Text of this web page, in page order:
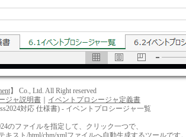
ent】 Co., Ltd. All Right reserved
ジャ説明書
イベントプロシージャ定義書
対応 仕様書) - イベントプロシージャ一覧
のファイルを指定して、クリック一つで、
スト/html/chm/xmlファイルへ自動生成するツールです